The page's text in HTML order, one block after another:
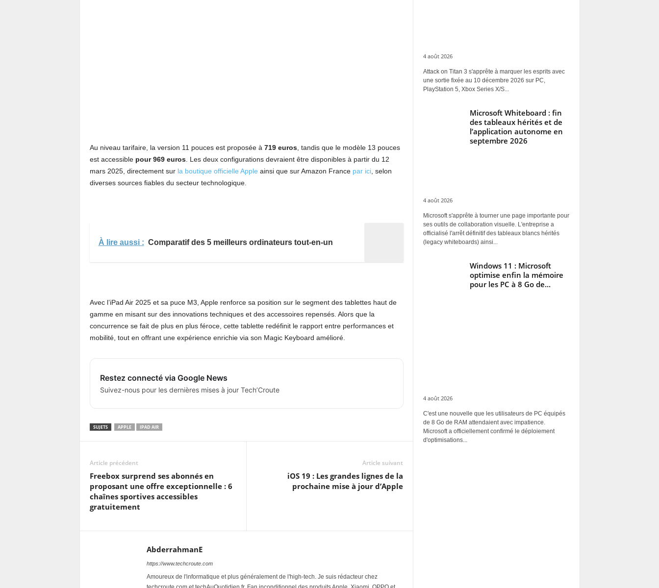
Au niveau tarifaire, la version 11 pouces est proposée à 719 euros, tandis que le modèle 13 pouces
est accessible pour 969 euros. Les deux configurations devraient être disponibles à partir du 12
mars 2025, directement sur la boutique officielle Apple ainsi que sur Amazon France par ici, selon
diverses sources fiables du secteur technologique.
À lire aussi : Comparatif des 5 meilleurs ordinateurs tout-en-un
Avec l’iPad Air 2025 et sa puce M3, Apple renforce sa position sur le segment des tablettes haut de
gamme en misant sur des innovations techniques et des accessoires repensés. Alors que la
concurrence se fait de plus en plus féroce, cette tablette redéfinit le rapport entre performances et
mobilité, tout en offrant une expérience enrichie via son Magic Keyboard amélioré.
Restez connecté via Google News
Suivez-nous pour les dernières mises à jour Tech’Croute
SUJETS APPLE IPAD AIR
Article précédent
Freebox surprend ses abonnés en
proposant une offre exceptionnelle : 6
chaînes sportives accessibles
gratuitement
Article suivant
iOS 19 : Les grandes lignes de la
prochaine mise à jour d’Apple
AbderrahmanE
https://www.techcroute.com
Amoureux de l'informatique et plus généralement de l'high-tech. Je suis rédacteur chez
4 août 2026
Attack on Titan 3 s'apprête à marquer les esprits avec
une sortie fixée au 10 décembre 2026 sur PC,
PlayStation 5, Xbox Series X/S...
Microsoft Whiteboard : fin
des tableaux hérités et de
l’application autonome en
septembre 2026
4 août 2026
Microsoft s'apprête à tourner une page importante pour
ses outils de collaboration visuelle. L'entreprise a
officialisé l'arrêt définitif des tableaux blancs hérités
(legacy whiteboards) ainsi...
Windows 11 : Microsoft
optimise enfin la mémoire
pour les PC à 8 Go de...
4 août 2026
C'est une nouvelle que les utilisateurs de PC équipés
de 8 Go de RAM attendaient avec impatience.
Microsoft a officiellement confirmé le déploiement
d'optimisations...